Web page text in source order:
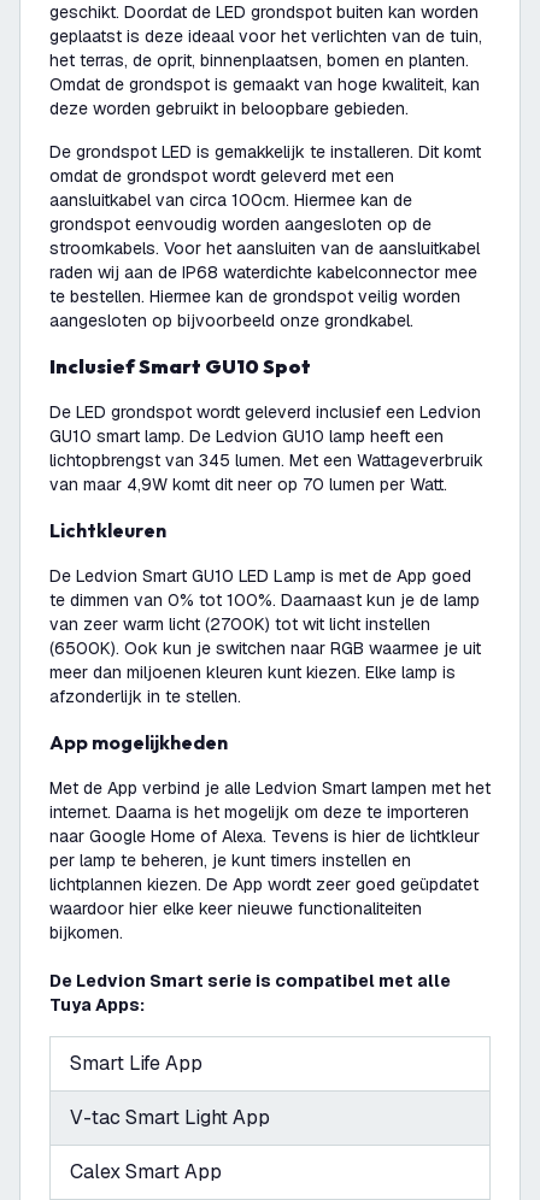
geschikt. Doordat de LED grondspot buiten kan worden
geplaatst is deze ideaal voor het verlichten van de tuin,
het terras, de oprit, binnenplaatsen, bomen en planten.
Omdat de grondspot is gemaakt van hoge kwaliteit, kan
deze worden gebruikt in beloopbare gebieden.
De grondspot LED is gemakkelijk te installeren. Dit komt
omdat de grondspot wordt geleverd met een
aansluitkabel van circa 100cm. Hiermee kan de
grondspot eenvoudig worden aangesloten op de
stroomkabels. Voor het aansluiten van de aansluitkabel
raden wij aan de IP68 waterdichte kabelconnector mee
te bestellen. Hiermee kan de grondspot veilig worden
aangesloten op bijvoorbeeld onze grondkabel.
Inclusief Smart GU10 Spot
De LED grondspot wordt geleverd inclusief een Ledvion
GU10 smart lamp. De Ledvion GU10 lamp heeft een
lichtopbrengst van 345 lumen. Met een Wattageverbruik
van maar 4,9W komt dit neer op 70 lumen per Watt.
Lichtkleuren
De Ledvion Smart GU10 LED Lamp is met de App goed
te dimmen van 0% tot 100%. Daarnaast kun je de lamp
van zeer warm licht (2700K) tot wit licht instellen
(6500K). Ook kun je switchen naar RGB waarmee je uit
meer dan miljoenen kleuren kunt kiezen. Elke lamp is
afzonderlijk in te stellen.
App mogelijkheden
Met de App verbind je alle Ledvion Smart lampen met het
internet. Daarna is het mogelijk om deze te importeren
naar Google Home of Alexa. Tevens is hier de lichtkleur
per lamp te beheren, je kunt timers instellen en
lichtplannen kiezen. De App wordt zeer goed geüpdatet
waardoor hier elke keer nieuwe functionaliteiten
bijkomen.
De Ledvion Smart serie is compatibel met alle
Tuya Apps:
Smart Life App
V-tac Smart Light App
Calex Smart App